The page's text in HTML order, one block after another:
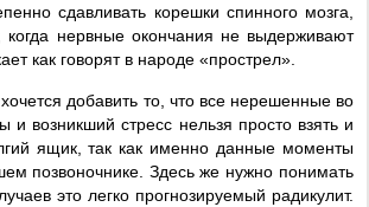
сдавливать корешки спинного мозга,
когда нервные окончания не выдерживают
как говорят в народе «прострел».
добавить то, что все нерешенные во
и возникший стресс нельзя просто взять и
ящик, так как именно данные моменты
позвоночнике. Здесь же нужно понимать
это легко прогнозируемый радикулит.